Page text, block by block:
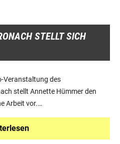
STELLT SICH
Veranstaltung des
stellt Annette Hümmer den
Arbeit vor.…